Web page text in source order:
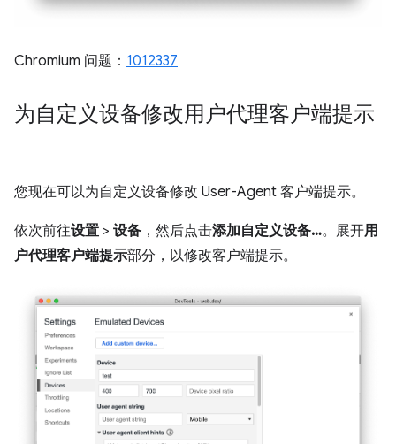
Chromium 问题： 1012337
为自定义设备修改用户代理客户端提示
您现在可以为自定义设备修改 User-Agent 客户端提示。
依次前往设置 > 设备 ，然后点击添加自定义设备…。展开用
户代理客户端提示部分，以修改客户端提示。